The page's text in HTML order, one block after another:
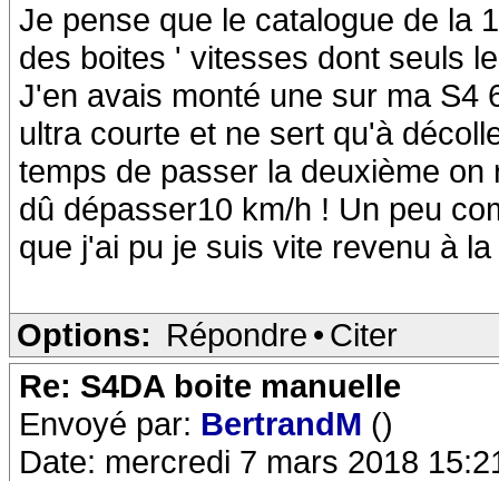
Je pense que le catalogue de la
des boites ' vitesses dont seuls
J'en avais monté une sur ma S4
ultra courte et ne sert qu'à
temps de passer la deuxième
dû dépasser10 km/h ! Un peu
que j'ai pu je suis vite revenu à
Options: Répondre • Citer
Re: S4DA boite manuelle
Envoyé par: BertrandM ()
Date: mercredi 7 mars 2018